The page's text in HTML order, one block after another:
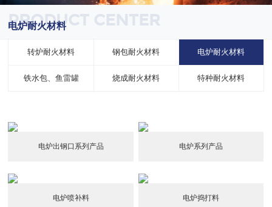
PRODUCT CENTER
电炉耐火材料
转炉耐火材料 钢包耐火材料 电炉耐火材料
铁水包、鱼雷罐 烧成耐火材料 特种耐火材料
电炉出钢口系列产品 电炉系列产品
电炉喷补料 电炉捣打料